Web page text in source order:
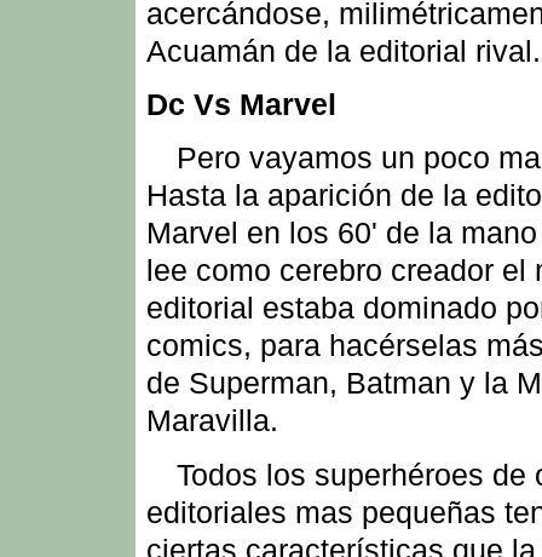
acercándose,
Acuamán de la editorial rival.
Dc Vs Marvel
Pero vayamos un poco
Hasta la aparición de la
Marvel en los 60' de la
lee como cerebro creador el
editorial estaba dominado
comics, para hacérselas
de Superman, Batman y la
Maravilla.
Todos los superhéroes de
editoriales mas pequeñas
ciertas características que